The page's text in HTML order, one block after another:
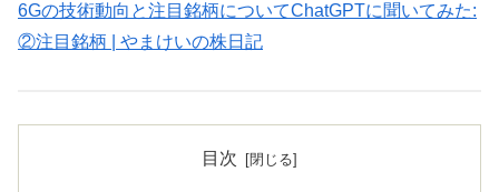
6Gの技術動向と注目銘柄についてChatGPTに聞いてみた:
②注目銘柄 | やまけいの株日記
目次